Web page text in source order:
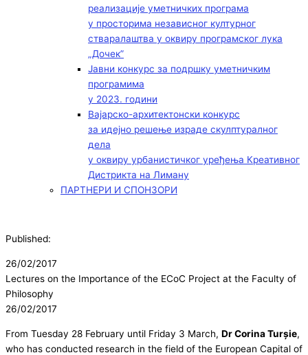
реализације уметничких програма
у просторима независног културног
стваралаштва у оквиру програмског лука
„Дочек”
Јавни конкурс за подршку уметничким
програмима
у 2023. години
Вајарско-архитектонски конкурс
за идејно решење израде скулптуралног
дела
у оквиру урбанистичког уређења Креативног
Дистрикта на Лиману
ПАРТНЕРИ И СПОНЗОРИ
Published:
26/02/2017
Lectures on the Importance of the ECoC Project at the Faculty of
Philosophy
26/02/2017
From Tuesday 28 February until Friday 3 March, Dr Corina Turșie,
who has conducted research in the field of the European Capital of